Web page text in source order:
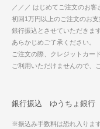
／／／ はじめてご注文のお客
初回1万円以上のご注文のお支
銀行振込とさせていただきま
あらかじめご了承ください。
ご注文の際、クレジットカー
ご利用いただけませんので、
銀行振込 ゆうちょ銀行
※振込み手数料は恐れ入りま